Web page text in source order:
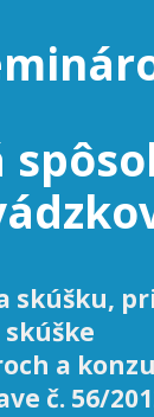
skúšku,
a
č. 56/